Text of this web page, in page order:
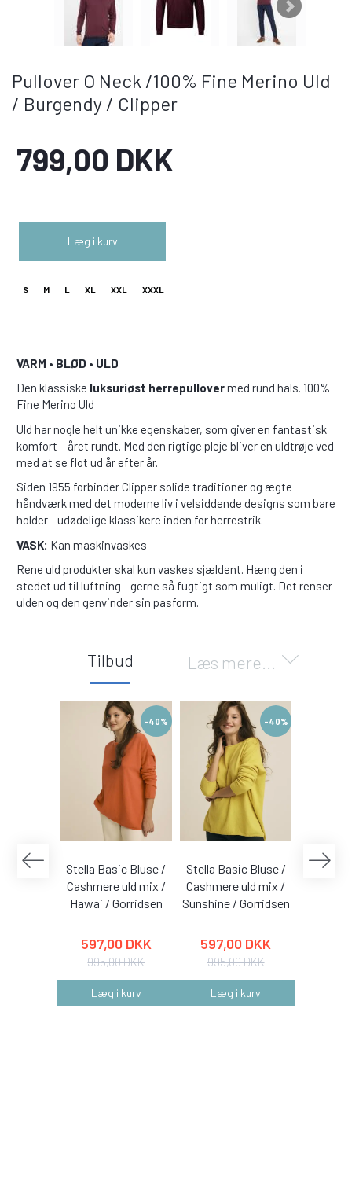
Pullover O Neck /100% Fine Merino Uld
/ Burgendy / Clipper
799,00 DKK
Læg i kurv
S M L XL XXL XXXL
VARM • BLØD • ULD
Den klassiske luksuriøst herrepullovermed rund hals. 100%
Fine Merino Uld
Uld har nogle helt unikke egenskaber, som giver en fantastisk
komfort – året rundt. Med den rigtige pleje bliver en uldtrøje ved
med at se flot ud år efter år.
Siden 1955 forbinder Clipper solide traditioner og ægte
håndværk med det moderne liv i velsiddende designs som bare
holder - udødelige klassikere inden for herrestrik.
VASK: Kan maskinvaskes
Rene uld produkter skal kun vaskes sjældent. Hæng den i
stedet ud til luftning - gerne så fugtigt som muligt. Det renser
ulden og den genvinder sin pasform.
Læs mere...
Tilbud
-40%
Stella Basic Bluse /
Cashmere uld mix /
Hawai / Gorridsen
597,00 DKK
995,00 DKK
Læg i kurv
-40%
Stella Basic Bluse /
Cashmere uld mix /
Sunshine / Gorridsen
597,00 DKK
995,00 DKK
Læg i kurv
Stella